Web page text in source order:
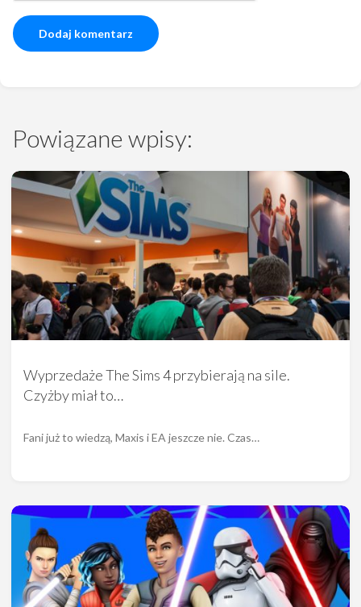
Powiązane wpisy:
Wyprzedaże The Sims 4 przybierają na sile.
Czyżby miał to…
Fani już to wiedzą, Maxis i EA jeszcze nie. Czas…